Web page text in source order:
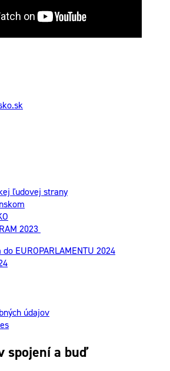
ľudovej strany
2023
EUROPARLAMENTU 2024
údajov
spojení a buď